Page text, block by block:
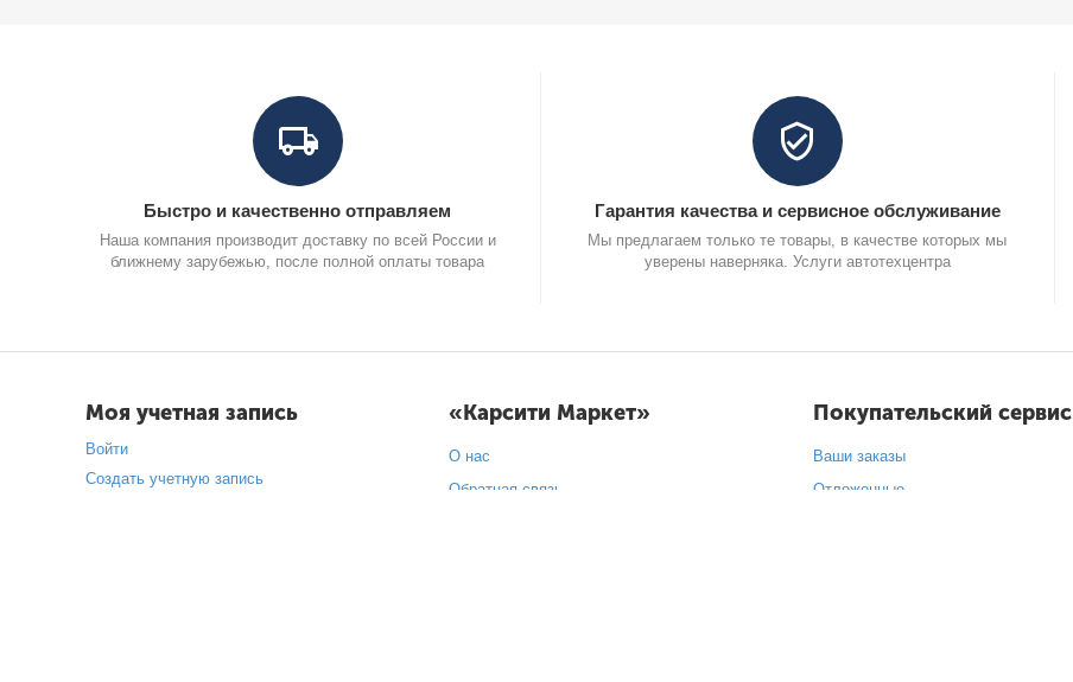
Быстро и качественно отправляем
Наша компания производит доставку по всей России и
ближнему зарубежью, после полной оплаты товара
Гарантия качества и сервисное обслуживание
Мы предлагаем только те товары, в качестве которых мы
уверены наверняка. Услуги автотехцентра
Моя учетная запись
Войти
Создать учетную запись
«Карсити Маркет»
О нас
Обратная связь
Покупательский сервис
Ваши заказы
Отложенные